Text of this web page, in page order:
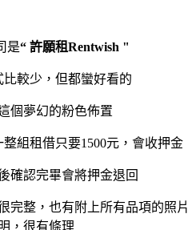
是“ 許願租Rentwish "
較少，但都蠻好看的
個夢幻的粉色佈置
組租借只要1500元，會收押金
確認完畢會將押金退回
完整，也有附上所有品項的照片
，很有條理